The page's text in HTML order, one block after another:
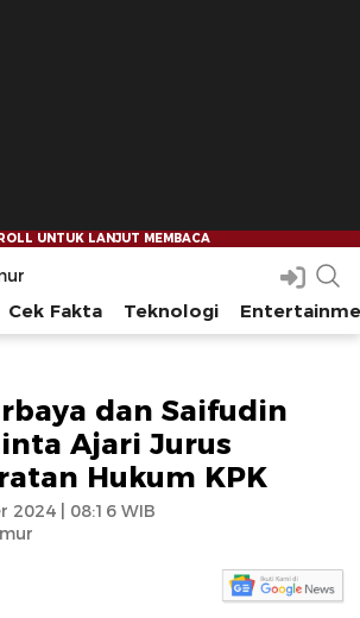
Indonesia Timur
Cek Fakta Teknologi
dan Saifudin
Ajari Jurus
Hukum KPK
2024 | 08:16 WIB
--